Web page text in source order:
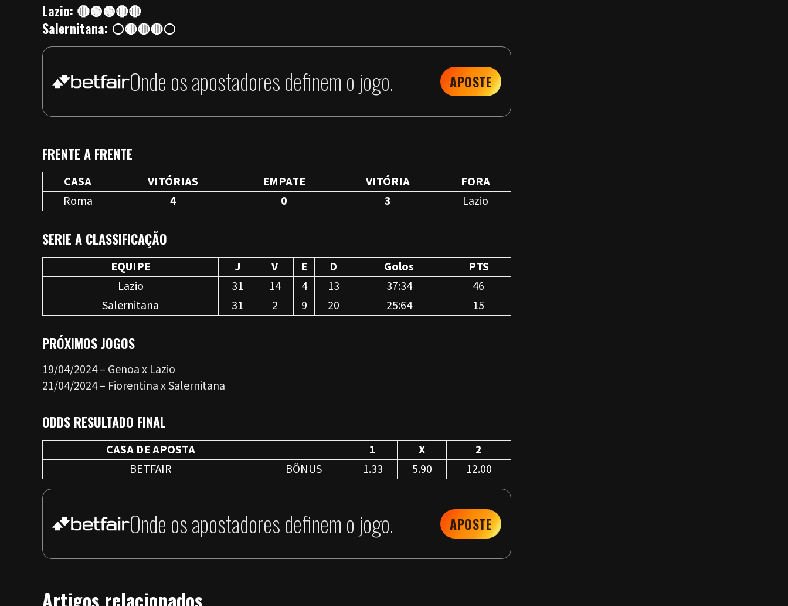
Lazio: 🔴🟢🟢🔴🔴
Salernitana: ⚪🔴🔴🔴⚪
Onde os apostadores definem o jogo. APOSTE
FRENTE A FRENTE
CASA VITÓRIAS EMPATE VITÓRIA
FORA
Roma
4 0 3 Lazio
SERIE A CLASSIFICAÇÃO
EQUIPE J V E D Golos
PTS
Lazio
31 14 4 13 37:34
46
Salernitana
31 2 9 20 25:64 15
PRÓXIMOS JOGOS
19/04/2024 – Genoa x Lazio
21/04/2024 – Fiorentina x Salernitana
ODDS RESULTADO FINAL
CASA DE APOSTA 1 X
2
BETFAIR
BÔNUS 1.33 5.90 12.00
Onde os apostadores definem o jogo. APOSTE
Artigos relacionados